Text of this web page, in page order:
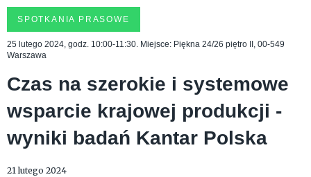
SPOTKANIA PRASOWE
25 lutego 2024, godz. 10:00-11:30. Miejsce: Piękna 24/26 piętro II, 00-549
Warszawa
Czas na szerokie i systemowe
wsparcie krajowej produkcji -
wyniki badań Kantar Polska
21 lutego 2024